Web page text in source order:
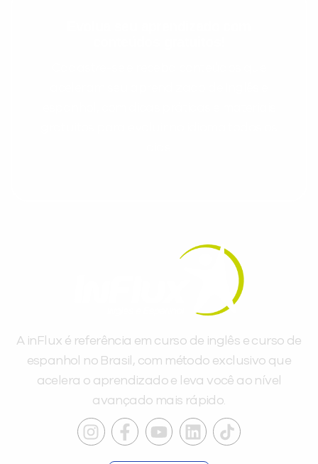
A inFlux é referência em curso de inglês e curso de
espanhol no Brasil, com método exclusivo que
acelera o aprendizado e leva você ao nível
avançado mais rápido.